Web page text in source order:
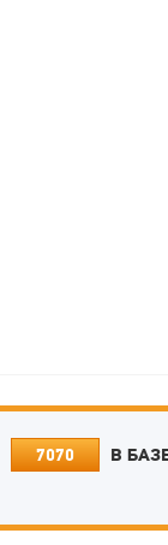
7070 В